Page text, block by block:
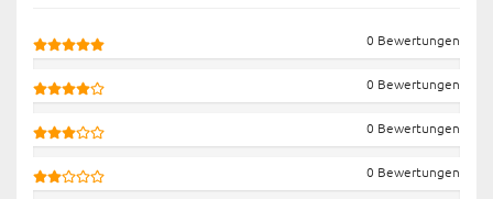
0 Bewertungen
0 Bewertungen
0 Bewertungen
0 Bewertungen